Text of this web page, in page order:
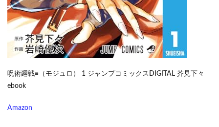
呪術廻戦≡（モジュロ） 1 ジャンプコミックスDIGITAL 芥見下々
ebook
Amazon